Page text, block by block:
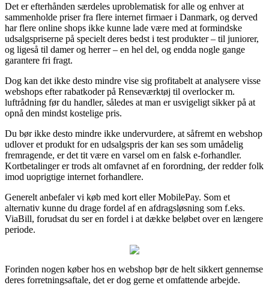
Det er efterhånden særdeles uproblematisk for alle og enhver at
sammenholde priser fra flere internet firmaer i Danmark, og derved
har flere online shops ikke kunne lade være med at formindske
udsalgspriserne på specielt deres bedst i test produkter – til juniorer,
og ligeså til damer og herrer – en hel del, og endda nogle gange
garantere fri fragt.
Dog kan det ikke desto mindre vise sig profitabelt at analysere visse
webshops efter rabatkoder på Renseværktøj til overlocker m.
luftrådning før du handler, således at man er usvigeligt sikker på at
opnå den mindst kostelige pris.
Du bør ikke desto mindre ikke undervurdere, at såfremt en webshop
udlover et produkt for en udsalgspris der kan ses som umådelig
fremragende, er det tit være en varsel om en falsk e-forhandler.
Kortbetalinger er trods alt omfavnet af en forordning, der redder folk
imod uoprigtige internet forhandlere.
Generelt anbefaler vi køb med kort eller MobilePay. Som et
alternativ kunne du drage fordel af en afdragsløsning som f.eks.
ViaBill, forudsat du ser en fordel i at dække beløbet over en længere
periode.
Forinden nogen køber hos en webshop bør de helt sikkert gennemse
deres forretningsaftale, det er dog gerne et omfattende arbejde.